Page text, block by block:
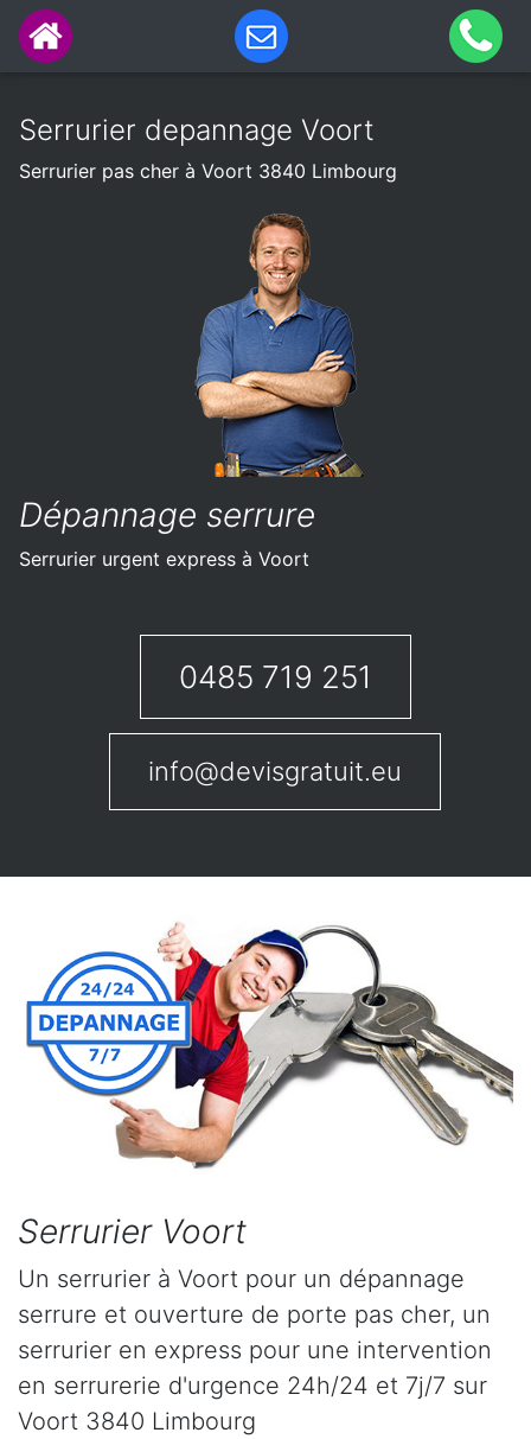
Serrurier depannage Voort
Serrurier pas cher à Voort 3840 Limbourg
Dépannage serrure
Serrurier urgent express à Voort
0485 719 251
info@devisgratuit.eu
Serrurier Voort
Un serrurier à Voort pour un dépannage
serrure et ouverture de porte pas cher, un
serrurier en express pour une intervention
en serrurerie d'urgence 24h/24 et 7j/7 sur
Voort 3840 Limbourg